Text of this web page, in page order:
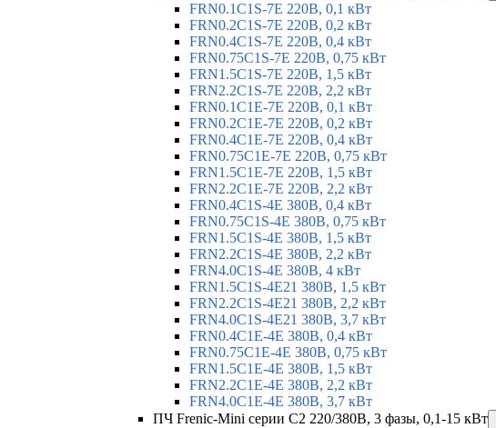
FRN0.1C1S-7E 220В, 0,1 кВт
FRN0.2C1S-7E 220В, 0,2 кВт
FRN0.4C1S-7E 220В, 0,4 кВт
FRN0.75C1S-7E 220В, 0,75 кВт
FRN1.5C1S-7E 220В, 1,5 кВт
FRN2.2C1S-7E 220В, 2,2 кВт
FRN0.1C1E-7E 220В, 0,1 кВт
FRN0.2C1E-7E 220В, 0,2 кВт
FRN0.4C1E-7E 220В, 0,4 кВт
FRN0.75C1E-7E 220В, 0,75 кВт
FRN1.5C1E-7E 220В, 1,5 кВт
FRN2.2C1E-7E 220В, 2,2 кВт
FRN0.4C1S-4E 380В, 0,4 кВт
FRN0.75C1S-4E 380В, 0,75 кВт
FRN1.5C1S-4E 380В, 1,5 кВт
FRN2.2C1S-4E 380В, 2,2 кВт
FRN4.0C1S-4E 380В, 4 кВт
FRN1.5C1S-4E21 380В, 1,5 кВт
FRN2.2C1S-4E21 380В, 2,2 кВт
FRN4.0C1S-4E21 380В, 3,7 кВт
FRN0.4C1E-4E 380В, 0,4 кВт
FRN0.75C1E-4E 380В, 0,75 кВт
FRN1.5C1E-4E 380В, 1,5 кВт
FRN2.2C1E-4E 380В, 2,2 кВт
FRN4.0C1E-4E 380В, 3,7 кВт
ПЧ Frenic-Mini серии С2 220/380В, 3 фазы, 0,1-15 кВт